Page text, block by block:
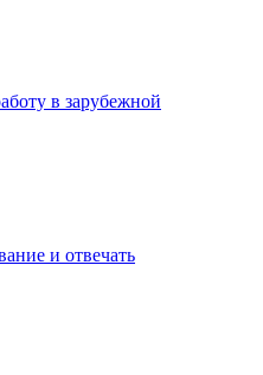
в зарубежной
и отвечать